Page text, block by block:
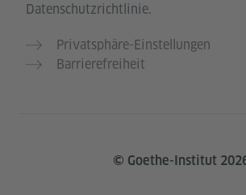
Datenschutzrichtlinie.
Privatsphäre-Einstellungen
Barrierefreiheit
© Goethe-Institut